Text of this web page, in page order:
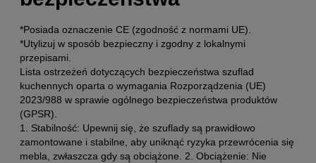
*Posiada oznaczenie CE (zgodność z normami UE).
*Utylizuj w sposób bezpieczny i zgodny z lokalnymi
przepisami.
Lista ostrzeżeń dotyczących bezpieczeństwa szuflad
kuchennych oparta o wymagania Rozporządzenia (UE)
2023/988 w sprawie ogólnego bezpieczeństwa produktów
(GPSR).
1. Stabilność: Upewnij się, że szuflady są prawidłowo
zamontowane i stabilne, aby uniknąć ryzyka przewrócenia się
mebla, zwłaszcza gdy są obciążone. 2. Obciążenie: Nie